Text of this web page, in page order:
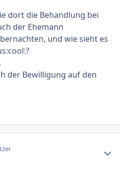
dort die Behandlung bei
der Ehemann
und wie sieht es
der Bewilligung auf den